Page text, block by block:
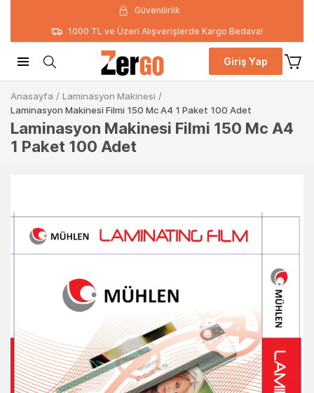
Güvenilirlik
1000 TL ve Üzeri Alışverişlerde Kargo Bedava!
Giriş Yap
Anasayfa / Laminasyon Makinesi /
Laminasyon Makinesi Filmi 150 Mc A4 1 Paket 100 Adet
Laminasyon Makinesi Filmi 150 Mc A4
1 Paket 100 Adet